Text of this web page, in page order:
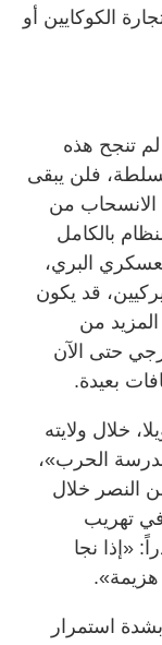
الكوكايين أو
تنجح هذه
فلن يبقى
الانسحاب من
بالكامل
البري،
قد يكون
من
حتى الآن
بعيدة.
خلال ولايته
الحرب»،
النصر خلال
تهريب
«إذا نجا
استمرار